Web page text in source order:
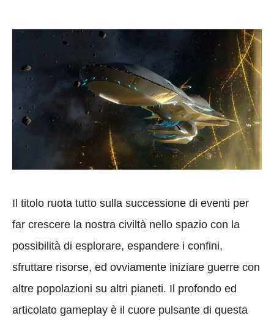
Il titolo ruota tutto sulla successione di eventi per
far crescere la nostra civiltà nello spazio con la
possibilità di esplorare, espandere i confini,
sfruttare risorse, ed ovviamente iniziare guerre con
altre popolazioni su altri pianeti. Il profondo ed
articolato gameplay è il cuore pulsante di questa